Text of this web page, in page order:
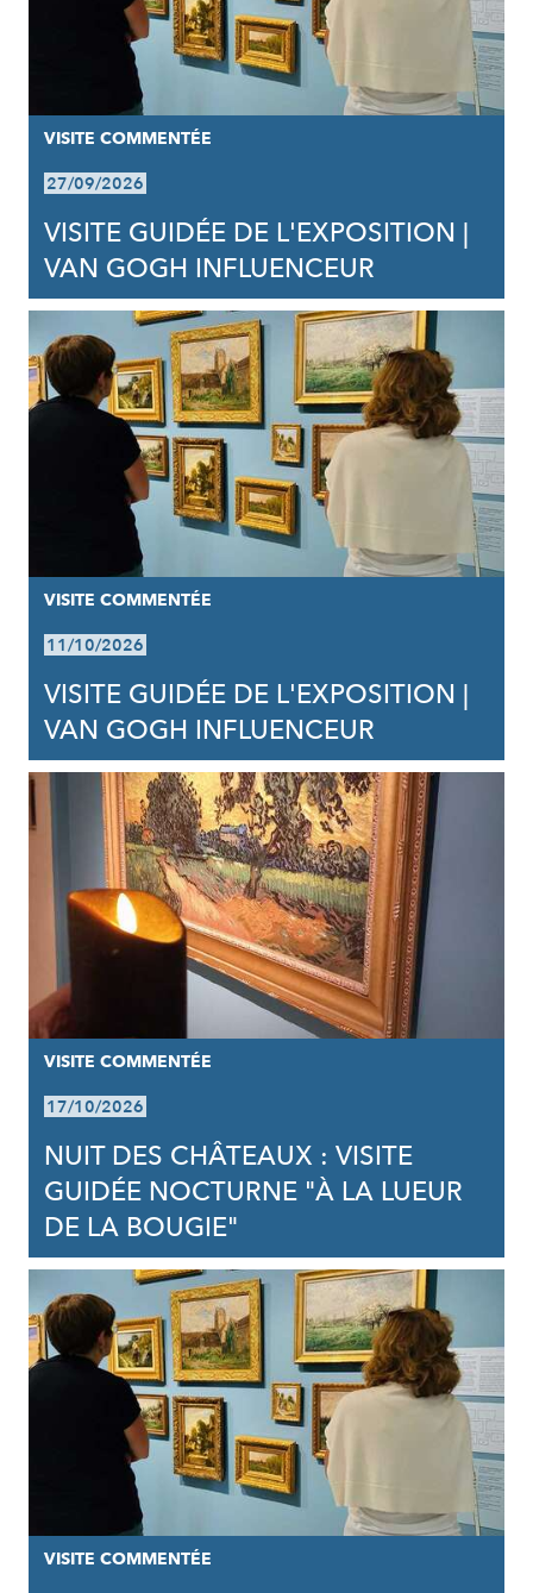
VISITE COMMENTÉE
27/09/2026
VISITE GUIDÉE DE L'EXPOSITION |
VAN GOGH INFLUENCEUR
VISITE COMMENTÉE
11/10/2026
VISITE GUIDÉE DE L'EXPOSITION |
VAN GOGH INFLUENCEUR
VISITE COMMENTÉE
17/10/2026
NUIT DES CHÂTEAUX : VISITE
GUIDÉE NOCTURNE "À LA LUEUR
DE LA BOUGIE"
VISITE COMMENTÉE